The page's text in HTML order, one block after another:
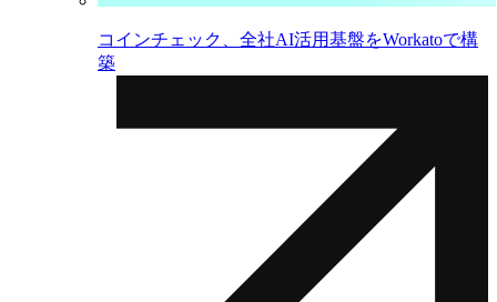
コインチェック、全社AI活用基盤をWorkatoで構
築